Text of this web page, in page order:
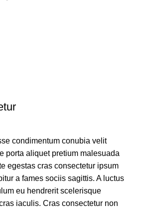
condimentum conubia velit
porta aliquet pretium malesuada
egestas cras consectetur ipsum
a fames sociis sagittis. A luctus
eu hendrerit scelerisque
iaculis. Cras consectetur non